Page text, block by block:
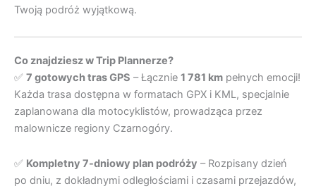
Twoją podróż wyjątkową.
Co znajdziesz w Trip Plannerze?
✅ 7 gotowych tras GPS – Łącznie 1 781 km pełnych emocji!
Każda trasa dostępna w formatach GPX i KML, specjalnie
zaplanowana dla motocyklistów, prowadząca przez
malownicze regiony Czarnogóry.
✅ Kompletny 7-dniowy plan podróży – Rozpisany dzień
po dniu, z dokładnymi odległościami i czasami przejazdów,